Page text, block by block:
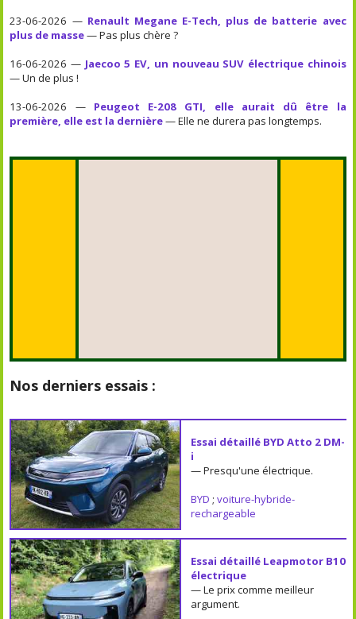
23-06-2026 — Renault Megane E-Tech, plus de batterie avec
plus de masse— Pas plus chère ?
16-06-2026 — Jaecoo 5 EV, un nouveau SUV électrique chinois
— Un de plus !
13-06-2026 — Peugeot E-208 GTI, elle aurait dû être la
première, elle est la dernière— Elle ne durera pas longtemps.
Nos derniers essais :
Essai détaillé BYD Atto 2 DM-
i
— Presqu'une électrique.
BYD ; voiture-hybride-
rechargeable
Essai détaillé Leapmotor B10
électrique
— Le prix comme meilleur
argument.